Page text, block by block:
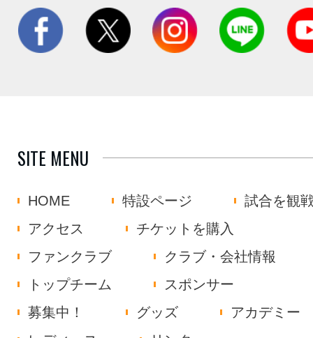
SITE MENU
HOME 特設ページ
試合を観
アクセス
チケットを購入
ファンクラブ
クラブ・会社情報
トップチーム
スポンサー
募集中！
グッズ
アカデミー